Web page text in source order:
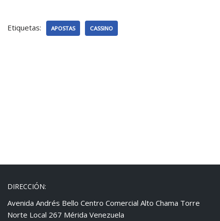
Etiquetas: APOSTAS CASSINO
DIRECCIÓN:
Avenida Andrés Bello Centro Comercial Alto Chama Torre
Norte Local 267 Mérida Venezuela